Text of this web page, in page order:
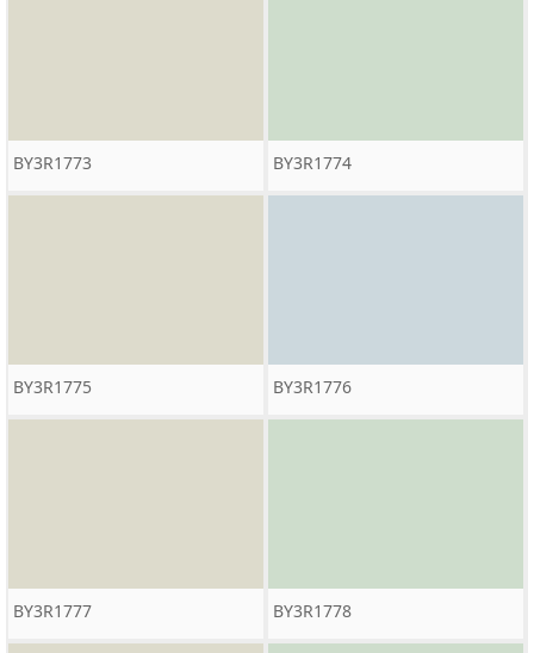
BY3R1773 BY3R1774
BY3R1775 BY3R1776
BY3R1777 BY3R1778